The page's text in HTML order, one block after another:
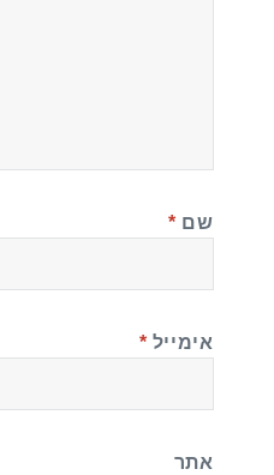
שם *
אימייל *
אתר